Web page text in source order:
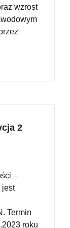
wzrost
2
–
jest
Termin
roku